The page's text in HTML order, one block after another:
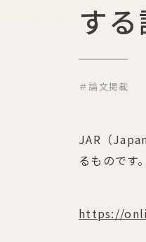
す
＃論文掲載
JAR（
るものです。
https://